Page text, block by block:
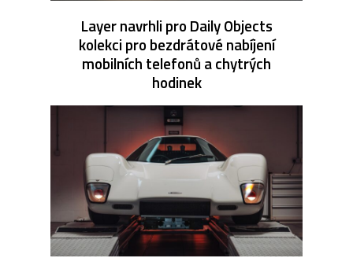
Layer navrhli pro Daily Objects
kolekci pro bezdrátové nabíjení
mobilních telefonů a chytrých
hodinek